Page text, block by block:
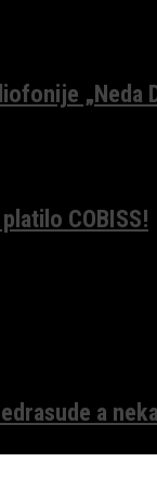
„Neda
COBISS!
a